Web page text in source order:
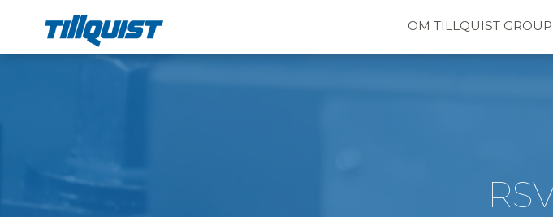
OM TILLQUIST